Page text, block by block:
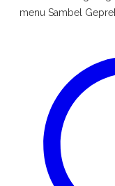
menu Sambel